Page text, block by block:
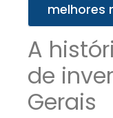
melhores
A
de
Gerais